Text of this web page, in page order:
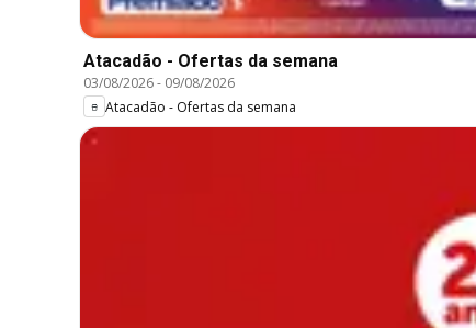
Atacadão - Ofertas da semana
03/08/2026- 09/08/2026
Atacadão - Ofertas da semana